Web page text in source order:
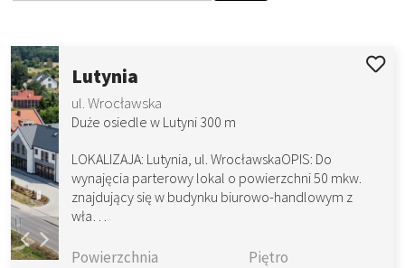
Lutynia
ul. Wrocławska
Duże osiedle w Lutyni 300 m
LOKALIZAJA: Lutynia, ul. WrocławskaOPIS: Do
wynajęcia parterowy lokal o powierzchni 50 mkw.
znajdujący się w budynku biurowo-handlowym z
wła…
Powierzchnia
Piętro